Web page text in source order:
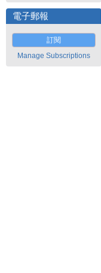
電子郵報
訂閱
Manage Subscriptions